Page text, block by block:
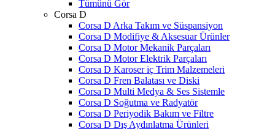
Tümünü Gör
Corsa D
Corsa D Arka Takım ve Süspansiyon
Corsa D Modifiye & Aksesuar Ürünler
Corsa D Motor Mekanik Parçaları
Corsa D Motor Elektrik Parçaları
Corsa D Karoser iç Trim Malzemeleri
Corsa D Fren Balatası ve Diski
Corsa D Multi Medya & Ses Sistemle
Corsa D Soğutma ve Radyatör
Corsa D Periyodik Bakım ve Filtre
Corsa D Dış Aydınlatma Ürünleri